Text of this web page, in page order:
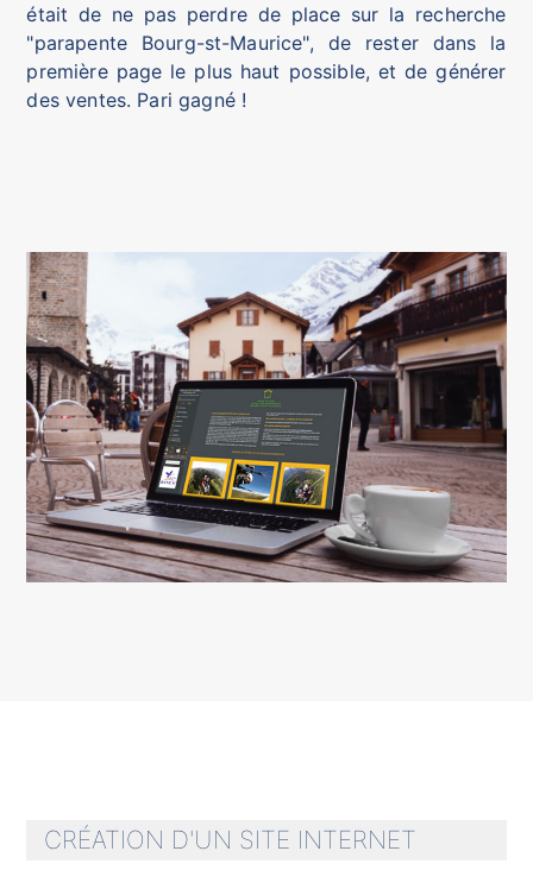
était de ne pas perdre de place sur la recherche
"parapente Bourg-st-Maurice", de rester dans la
première page le plus haut possible, et de générer
des ventes. Pari gagné !
CRÉATION D'UN SITE INTERNET